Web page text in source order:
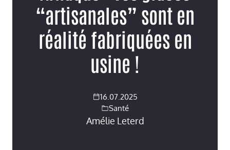
“artisanales” sont en
réalité fabriquées en
usine !
16.07.2025
Santé
Amélie Leterd